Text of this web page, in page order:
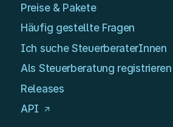
Preise & Pakete
Häufig gestellte Fragen
Ich suche SteuerberaterInnen
Als Steuerberatung registrieren
Releases
API